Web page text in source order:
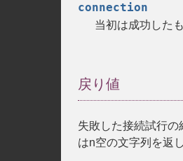
connection
当初は成功した
戻り値
失敗した接続試行の
はn空の文字列を返